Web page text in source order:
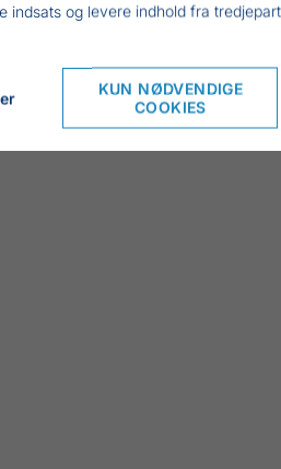
DKK
omfatter blandt andet
indsats og levere indhold fra
KUN NØDVENDIGE
COOKIES